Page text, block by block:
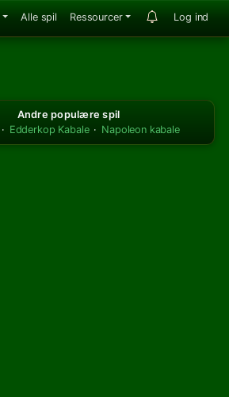
Alle spil Ressourcer Log ind
Andre populære spil
· Edderkop Kabale · Napoleon kabale